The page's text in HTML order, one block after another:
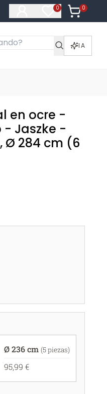
0
Artículos en
0
Artículos
IA
en ocre -
Jaszke -
Ø 284 cm (6
Ø 236 cm (5 piezas)
95,99 €